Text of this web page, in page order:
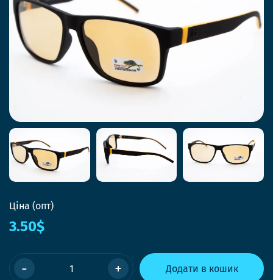
Ціна (опт)
3.50$
- + Додати в кошик